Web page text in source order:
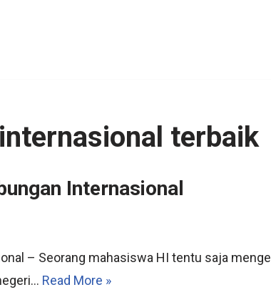
terbaik
Internasional
– Seorang mahasiswa HI tentu saja
Read More »